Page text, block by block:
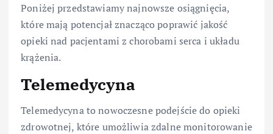
Poniżej przedstawiamy najnowsze osiągnięcia,
które mają potencjał znacząco poprawić jakość
opieki nad pacjentami z chorobami serca i układu
krążenia.
Telemedycyna
Telemedycyna to nowoczesne podejście do opieki
zdrowotnej, które umożliwia zdalne monitorowanie